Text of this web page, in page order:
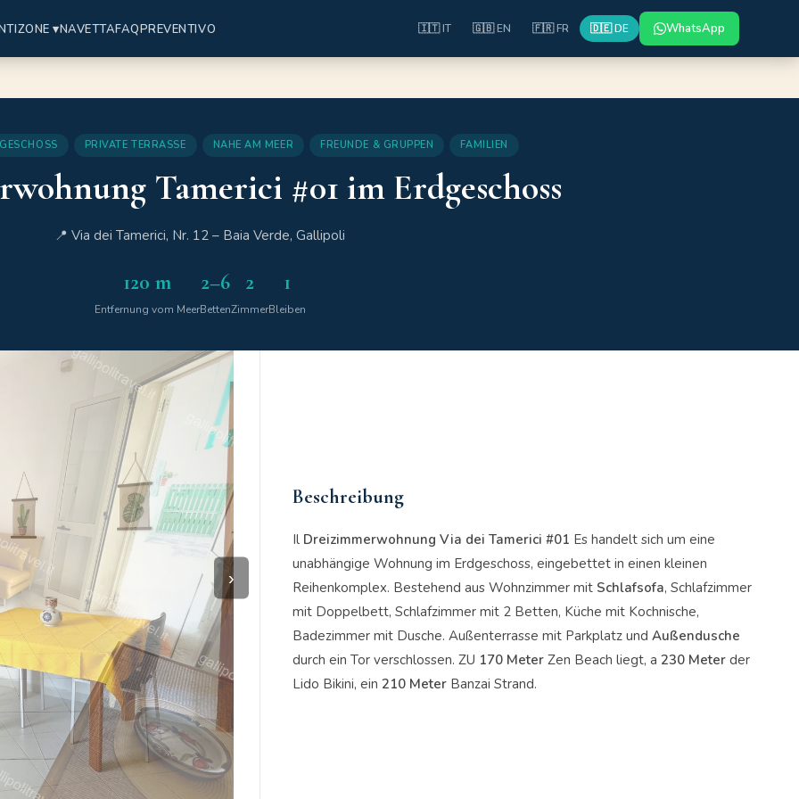
ZONE ▾NAVETTAFAQPREVENTIVO 🇮🇹 IT 🇬🇧 EN 🇫🇷 FR 🇩🇪 DE WhatsApp
PRIVATE TERRASSE NAHE AM MEER FREUNDE & GRUPPEN FAMILIEN
Tamerici #01 im Erdgeschoss
📍 Via dei Tamerici, Nr. 12 – Baia Verde, Gallipoli
120 m
Entfernung vom Meer
2–6
Betten
2
Zimmer
1
Bleiben
›
Beschreibung
Il Dreizimmerwohnung Via dei Tamerici #01 Es handelt sich um eine
unabhängige Wohnung im Erdgeschoss, eingebettet in einen kleinen
Reihenkomplex. Bestehend aus Wohnzimmer mit Schlafsofa, Schlafzimmer
mit Doppelbett, Schlafzimmer mit 2 Betten, Küche mit Kochnische,
Badezimmer mit Dusche. Außenterrasse mit Parkplatz undAußendusche
durch ein Tor verschlossen. ZU 170 Meter Zen Beach liegt, a230 Meter der
Lido Bikini, ein210 Meter Banzai Strand.